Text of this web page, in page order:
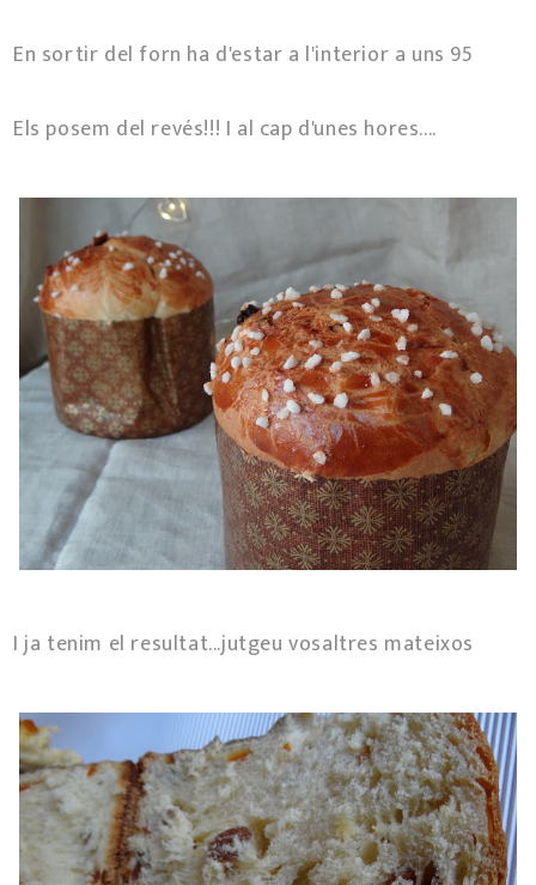
En sortir del forn ha d'estar a l'interior a uns 95º
Els posem del revés!!! I al cap d'unes hores....
I ja tenim el resultat...jutgeu vosaltres mateixos